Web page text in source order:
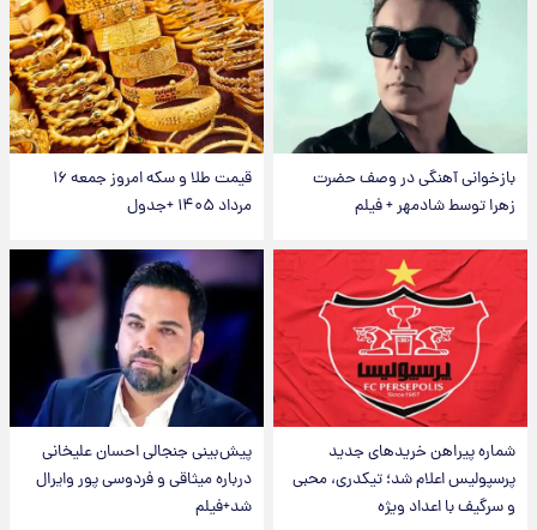
بازخوانی آهنگی در وصف حضرت
زهرا توسط شادمهر + فیلم
قیمت طلا و سکه امروز جمعه ۱۶
مرداد ۱۴۰۵ +جدول
شماره پیراهن خریدهای جدید
پرسپولیس اعلام شد؛ تیکدری، محبی
و سرگیف با اعداد ویژه
پیش‌بینی جنجالی احسان علیخانی
درباره میثاقی و فردوسی پور وایرال
شد+فیلم